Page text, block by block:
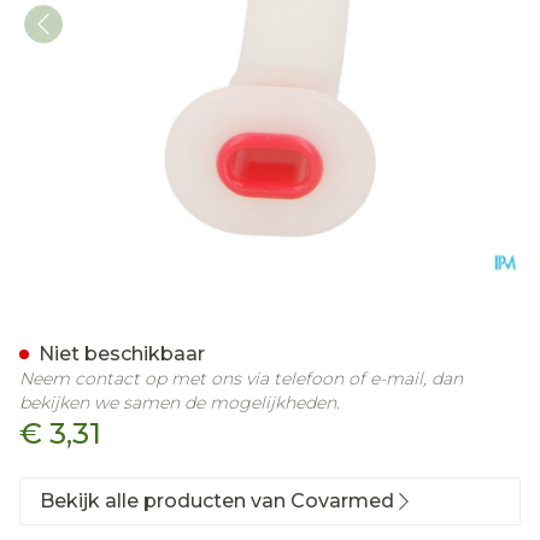
€ 3,31
Niet beschikbaar
Neem contact op met ons via telefoon of e-mail, dan
bekijken we samen de mogelijkheden.
Bekijk alle producten van Covarmed